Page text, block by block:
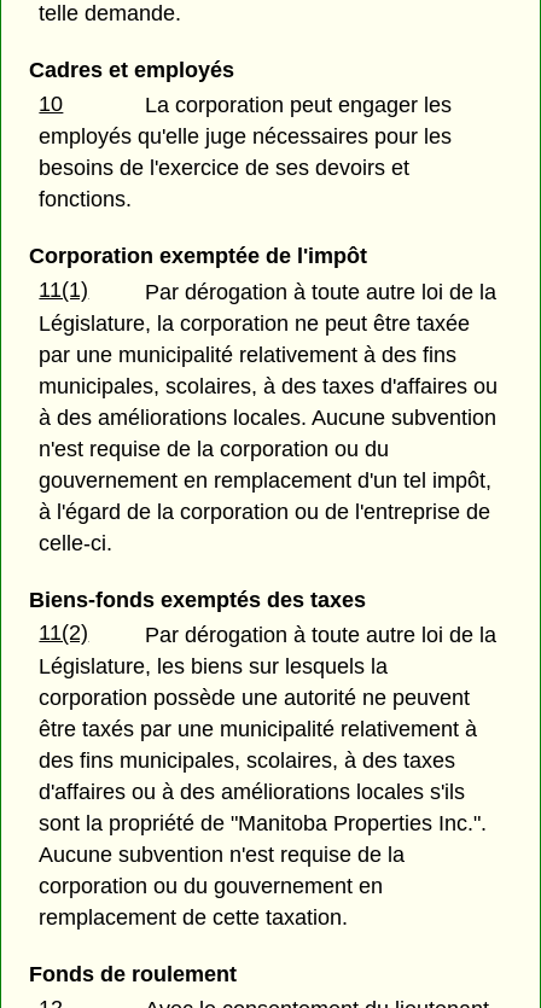
telle demande.
Cadres et employés
10
La corporation peut engager les
employés qu'elle juge nécessaires pour les
besoins de l'exercice de ses devoirs et
fonctions.
Corporation exemptée de l'impôt
11(1)
Par dérogation à toute autre loi de la
Législature, la corporation ne peut être taxée
par une municipalité relativement à des fins
municipales, scolaires, à des taxes d'affaires ou
à des améliorations locales. Aucune subvention
n'est requise de la corporation ou du
gouvernement en remplacement d'un tel impôt,
à l'égard de la corporation ou de l'entreprise de
celle-ci.
Biens-fonds exemptés des taxes
11(2)
Par dérogation à toute autre loi de la
Législature, les biens sur lesquels la
corporation possède une autorité ne peuvent
être taxés par une municipalité relativement à
des fins municipales, scolaires, à des taxes
d'affaires ou à des améliorations locales s'ils
sont la propriété de "Manitoba Properties Inc.".
Aucune subvention n'est requise de la
corporation ou du gouvernement en
remplacement de cette taxation.
Fonds de roulement